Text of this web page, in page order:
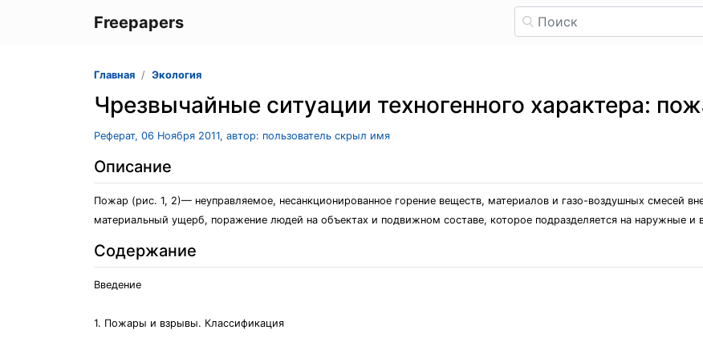
Freepapers
Главная Экология
Чрезвычайные ситуации техногенного характера:
Реферат, 06 Ноября 2011, автор: пользователь скрыл имя
Описание
Пожар (рис. 1, 2)— неуправляемое, несанкционированное горение веществ, материалов и газо-воздушных смесей
материальный ущерб, поражение людей на объектах и подвижном составе, которое подразделяется на наружные и
Содержание
Введение
1. Пожары и взрывы. Классификация